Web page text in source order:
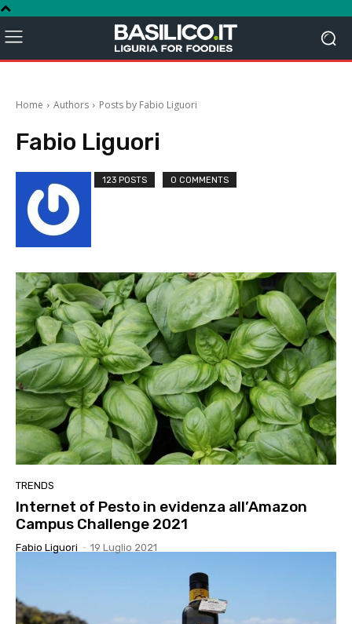
Home Authors Posts by Fabio Liguori
Fabio Liguori
123 POSTS 0 COMMENTS
TRENDS
Internet of Pesto in evidenza all’Amazon
Campus Challenge 2021
Fabio Liguori - 19 Luglio 2021